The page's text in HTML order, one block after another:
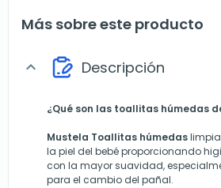
Más sobre este producto
expand_more Descripción
¿Qué son las toallitas húmedas
Mustela Toallitas húmedas
la piel del bebé proporcionando
con la mayor suavidad,
para el cambio del pañal.